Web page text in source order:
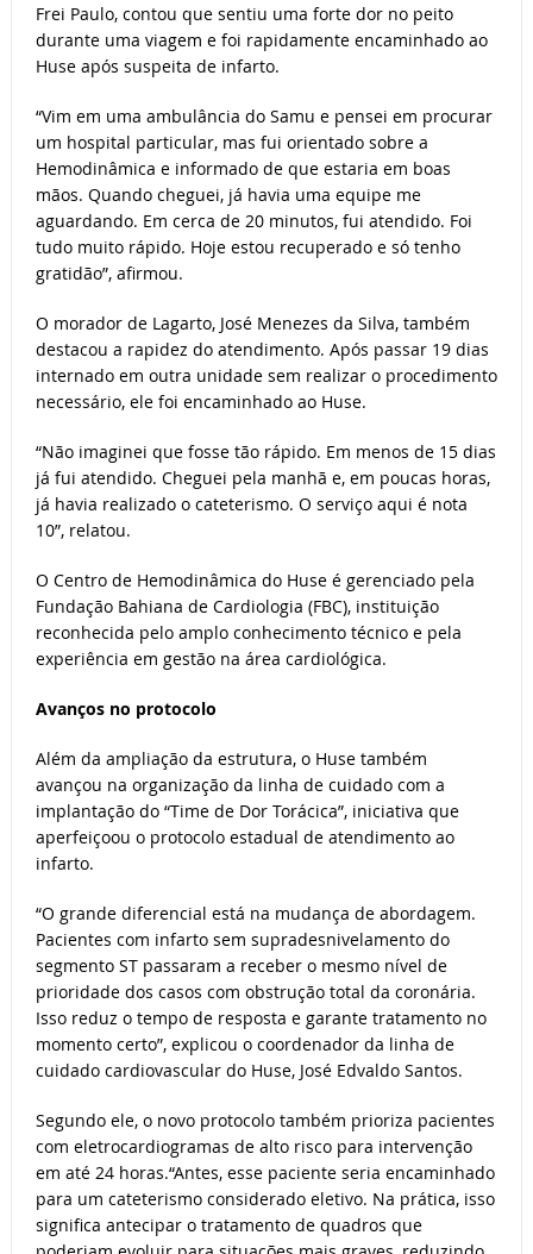
Frei Paulo, contou que sentiu uma forte dor no peito
durante uma viagem e foi rapidamente encaminhado ao
Huse após suspeita de infarto.
“Vim em uma ambulância do Samu e pensei em procurar
um hospital particular, mas fui orientado sobre a
Hemodinâmica e informado de que estaria em boas
mãos. Quando cheguei, já havia uma equipe me
aguardando. Em cerca de 20 minutos, fui atendido. Foi
tudo muito rápido. Hoje estou recuperado e só tenho
gratidão”, afirmou.
O morador de Lagarto, José Menezes da Silva, também
destacou a rapidez do atendimento. Após passar 19 dias
internado em outra unidade sem realizar o procedimento
necessário, ele foi encaminhado ao Huse.
“Não imaginei que fosse tão rápido. Em menos de 15 dias
já fui atendido. Cheguei pela manhã e, em poucas horas,
já havia realizado o cateterismo. O serviço aqui é nota
10”, relatou.
O Centro de Hemodinâmica do Huse é gerenciado pela
Fundação Bahiana de Cardiologia (FBC), instituição
reconhecida pelo amplo conhecimento técnico e pela
experiência em gestão na área cardiológica.
Avanços no protocolo
Além da ampliação da estrutura, o Huse também
avançou na organização da linha de cuidado com a
implantação do “Time de Dor Torácica”, iniciativa que
aperfeiçoou o protocolo estadual de atendimento ao
infarto.
“O grande diferencial está na mudança de abordagem.
Pacientes com infarto sem supradesnivelamento do
segmento ST passaram a receber o mesmo nível de
prioridade dos casos com obstrução total da coronária.
Isso reduz o tempo de resposta e garante tratamento no
momento certo”, explicou o coordenador da linha de
cuidado cardiovascular do Huse, José Edvaldo Santos.
Segundo ele, o novo protocolo também prioriza pacientes
com eletrocardiogramas de alto risco para intervenção
em até 24 horas.“Antes, esse paciente seria encaminhado
para um cateterismo considerado eletivo. Na prática, isso
significa antecipar o tratamento de quadros que